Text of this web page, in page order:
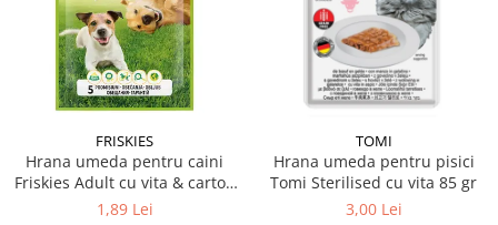
FRISKIES
Hrana umeda pentru caini
Friskies Adult cu vita & cartofi
85 gr
1,89 Lei
TOMI
Hrana umeda pentru pisici
Tomi Sterilised cu vita 85 gr
3,00 Lei